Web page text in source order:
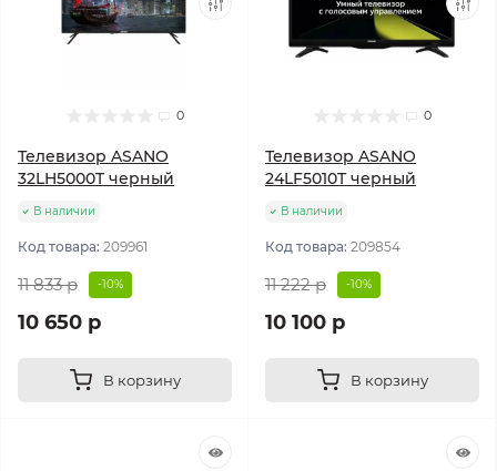
0
Телевизор ASANO
32LH5000T черный
В наличии
Код товара: 209961
11 833 р -10%
10 650 р
В корзину
0
Телевизор ASANO
24LF5010T черный
В наличии
Код товара: 209854
11 222 р -10%
10 100 р
В корзину